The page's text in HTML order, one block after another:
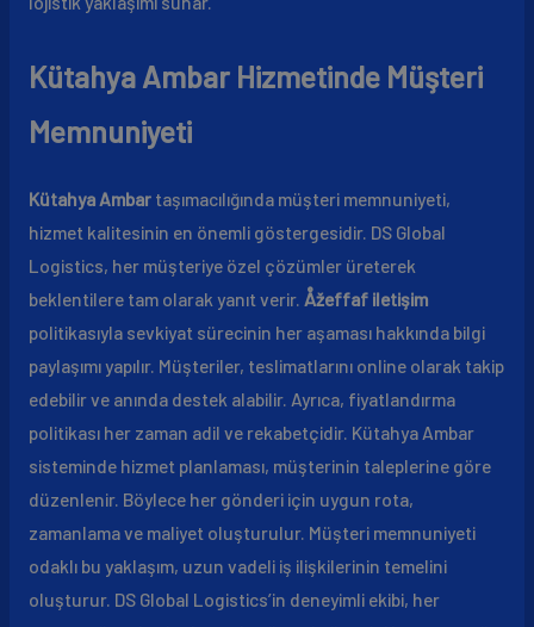
Kütahya Ambar Hizmetinde Müşteri
Memnuniyeti
Kütahya Ambartaşımacılığında müşteri memnuniyeti,
hizmet kalitesinin en önemli göstergesidir. DS Global
Logistics, her müşteriye özel çözümler üreterek
beklentilere tam olarak yanıt verir. Åžeffaf iletişim
politikasıyla sevkiyat sürecinin her aşaması hakkında bilgi
paylaşımı yapılır. Müşteriler, teslimatlarını online olarak takip
edebilir ve anında destek alabilir. Ayrıca, fiyatlandırma
politikası her zaman adil ve rekabetçidir. Kütahya Ambar
sisteminde hizmet planlaması, müşterinin taleplerine göre
düzenlenir. Böylece her gönderi için uygun rota,
zamanlama ve maliyet oluşturulur. Müşteri memnuniyeti
odaklı bu yaklaşım, uzun vadeli iş ilişkilerinin temelini
oluşturur. DS Global Logistics’in deneyimli ekibi, her